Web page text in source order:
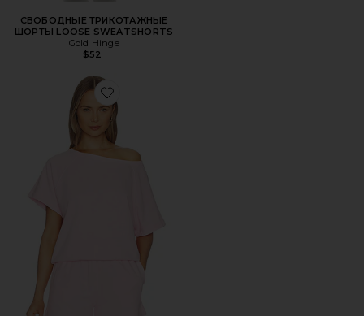
СВОБОДНЫЕ ТРИКОТАЖНЫЕ
ШОРТЫ LOOSE SWEATSHORTS
Gold Hinge
$52
Favorite ТОП WHITNEY